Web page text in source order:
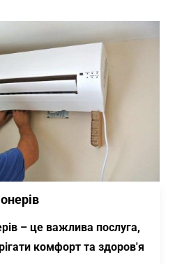
– це важлива послуга,
комфорт та здоров'я